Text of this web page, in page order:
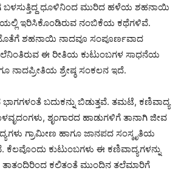
ಬಳಸುತ್ತಿದ್ದ ಧೂಳಿನಿಂದ ಮುರಿದ ಹಳೆಯ ಶಹನಾಯಿ
ಇರಿಸಿಕೊಂಡಿರುವ ನಂಬಿಕೆಯ ಕಥೆಗಳಿವೆ.
ಶಹನಾಯಿ ನಾದವೂ ಸಂಪೂರ್ಣವಾದ
ಈ ರೀತಿಯ ಕುಟುಂಬಗಳ ಸಾಧನೆಯ
ನಾದಪ್ರೀತಿಯ ಶ್ರೇಷ್ಠ ಸಂಕಲನ ಇದೆ.
ಬದುಕನ್ನು ಬಿಡುತ್ತವೆ. ತಮಟೆ, ಕಣಿವಾದ್ಯ
ಶೃಂಗಾರದ ಹಾಡುಗಳಿಗೆ ತಾನಾಗಿ ಜೀವ
ಗ್ರಾಮೀಣ ಹಾಗೂ ಜಾನಪದ ಸಂಸ್ಕೃತಿಯ
ಕೆಲವೊಂದು ಕುಟುಂಬಗಳು ಈ ಕಣಿವಾದ್ಯಗಳನ್ನು
ತಾತಂದಿರಿಂದ ಕಲಿತಂತೆ ಮುಂದಿನ ತಲೆಮಾರಿಗೆ